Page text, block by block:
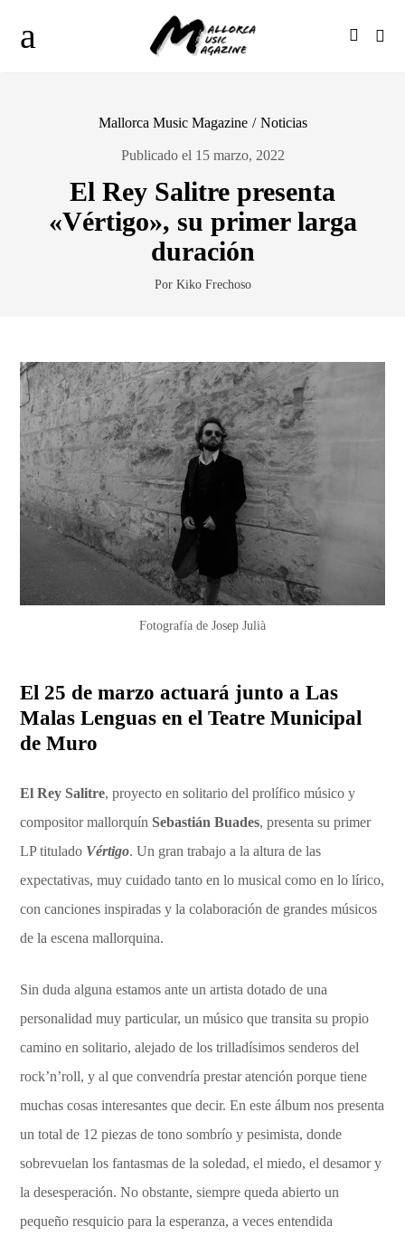
Mallorca Music Magazine / Noticias
Publicado el 15 marzo, 2022
El Rey Salitre presenta
«Vértigo», su primer larga
duración
Por Kiko Frechoso
Fotografía de Josep Julià
El 25 de marzo actuará junto a Las
Malas Lenguas en el Teatre Municipal
de Muro
El Rey Salitre, proyecto en solitario del prolífico músico y
compositor mallorquín Sebastián Buades, presenta su primer
LP titulado Vértigo. Un gran trabajo a la altura de las
expectativas, muy cuidado tanto en lo musical como en lo lírico,
con canciones inspiradas y la colaboración de grandes músicos
de la escena mallorquina.
Sin duda alguna estamos ante un artista dotado de una
personalidad muy particular, un músico que transita su propio
camino en solitario, alejado de los trilladísimos senderos del
rock’n’roll, y al que convendría prestar atención porque tiene
muchas cosas interesantes que decir. En este álbum nos presenta
un total de 12 piezas de tono sombrío y pesimista, donde
sobrevuelan los fantasmas de la soledad, el miedo, el desamor y
la desesperación. No obstante, siempre queda abierto un
pequeño resquicio para la esperanza, a veces entendida